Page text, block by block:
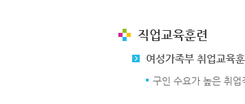
직업교육훈련
여성가족부 취업교육
구인 수요가 높은 취